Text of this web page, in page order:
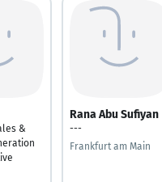
&
Rana Abu Sufiyan
---
Frankfurt am Main